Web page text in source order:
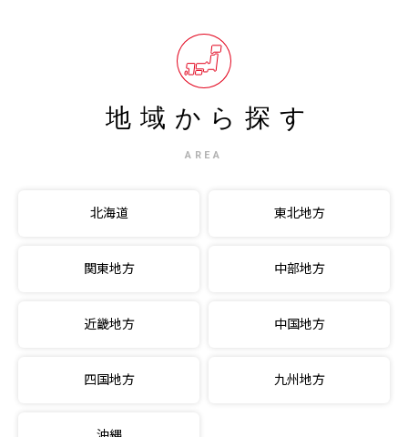
地域から探す
AREA
北海道 東北地方
関東地方 中部地方
近畿地方 中国地方
四国地方 九州地方